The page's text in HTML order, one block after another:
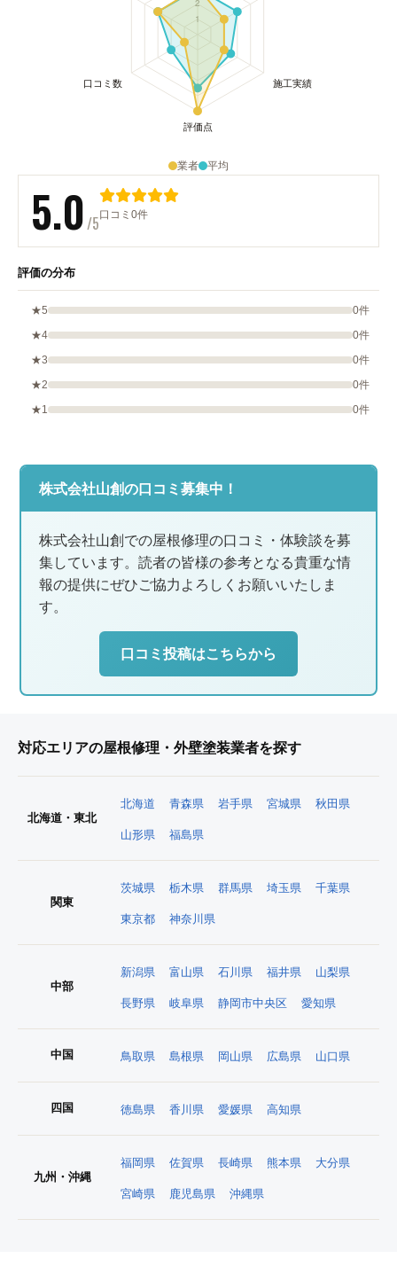
業者 平均
5.0/5口コミ0件
評価の分布
★5
0件
★4
0件
★3
0件
★2
0件
★1
0件
株式会社山創の口コミ募集中！
株式会社山創での屋根修理の口コミ・体験談を募
集しています。読者の皆様の参考となる貴重な情
報の提供にぜひご協力よろしくお願いいたしま
す。
口コミ投稿はこちらから
対応エリアの屋根修理・外壁塗装業者を探す
北海道・東北
北海道 青森県 岩手県 宮城県 秋田県
山形県 福島県
関東
茨城県 栃木県 群馬県 埼玉県 千葉県
東京都 神奈川県
中部
新潟県 富山県 石川県 福井県 山梨県
長野県 岐阜県 静岡市中央区 愛知県
中国 鳥取県 島根県 岡山県 広島県 山口県
四国 徳島県 香川県 愛媛県 高知県
九州・沖縄
福岡県 佐賀県 長崎県 熊本県 大分県
宮崎県 鹿児島県 沖縄県